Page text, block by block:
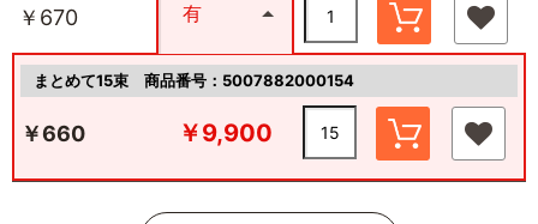
￥670 有
まとめて15束 商品番号：5007882000154
￥660 ￥9,900